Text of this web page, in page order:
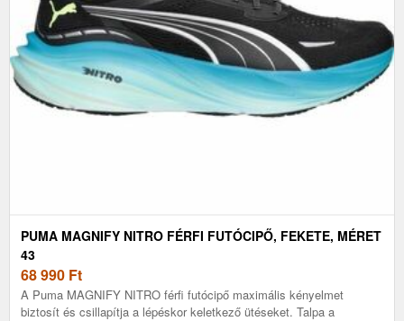
PUMA MAGNIFY NITRO FÉRFI FUTÓCIPŐ, FEKETE, MÉRET
43
68 990 Ft
A Puma MAGNIFY NITRO férfi futócipő maximális kényelmet
biztosít és csillapítja a lépéskor keletkező ütéseket. Talpa a